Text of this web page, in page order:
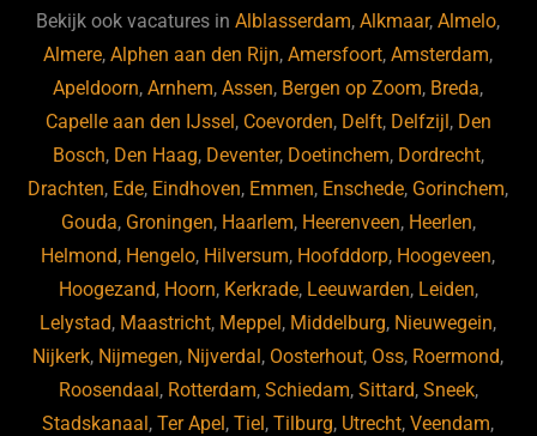
b
o
o
k
ky dI
n
Bekijk ook vacatures inAlblasserdam,Alkmaar,Almelo,
Almere,Alphen aan den Rijn,Amersfoort,Amsterdam,
Apeldoorn,Arnhem,Assen, Bergen op Zoom, Breda,
Capelle aan den IJssel , Coevorden, Delft, Delfzijl , Den
Bosch, Den Haag, Deventer, Doetinchem, Dordrecht,
Drachten, Ede, Eindhoven, Emmen, Enschede, Gorinchem,
Gouda, Groningen, Haarlem, Heerenveen, Heerlen,
Helmond, Hengelo, Hilversum, Hoofddorp, Hoogeveen,
Hoogezand, Hoorn, Kerkrade, Leeuwarden, Leiden,
Lelystad, Maastricht, Meppel , Middelburg, Nieuwegein,
Nijkerk, Nijmegen, Nijverdal , Oosterhout, Oss, Roermond,
Roosendaal , Rotterdam, Schiedam, Sittard, Sneek,
Stadskanaal ,Ter Apel ,Tiel ,Tilburg, Utrecht,Veendam,